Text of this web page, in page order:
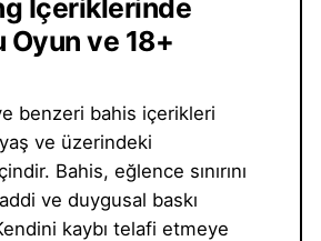
İçeriklerinde
Oyun ve 18+
benzeri bahis içerikleri
ve üzerindeki
Bahis, eğlence sınırını
ve duygusal baskı
kaybı telafi etmeye